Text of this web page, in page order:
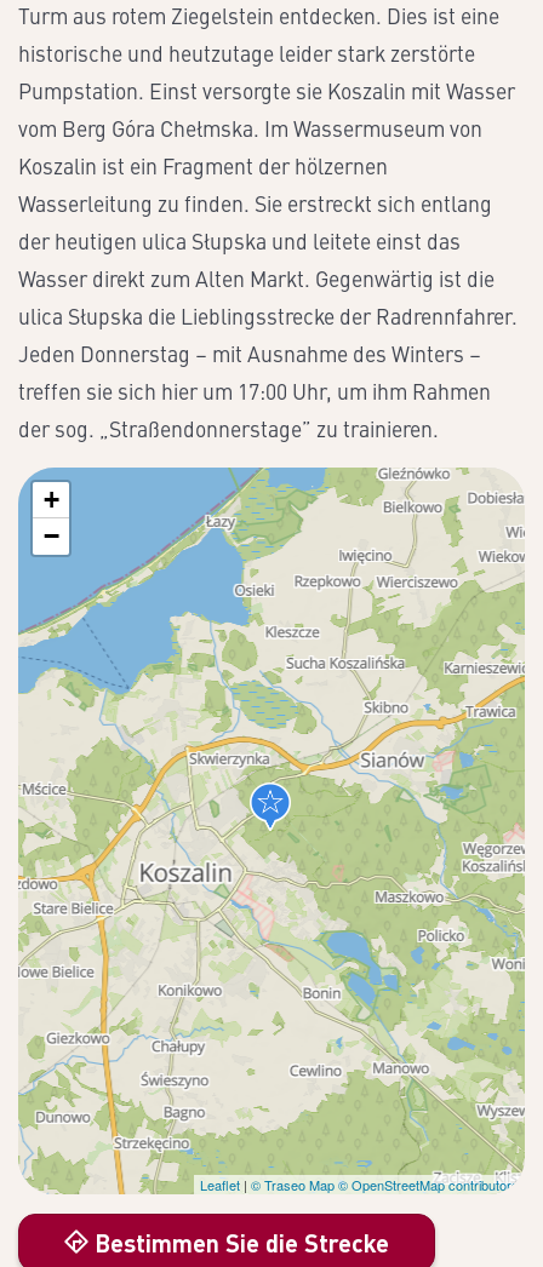
Turm aus rotem Ziegelstein entdecken. Dies ist eine
historische und heutzutage leider stark zerstörte
Pumpstation. Einst versorgte sie Koszalin mit Wasser
vom Berg Góra Chełmska. Im Wassermuseum von
Koszalin ist ein Fragment der hölzernen
Wasserleitung zu finden. Sie erstreckt sich entlang
der heutigen ulica Słupska und leitete einst das
Wasser direkt zum Alten Markt. Gegenwärtig ist die
ulica Słupska die Lieblingsstrecke der Radrennfahrer.
Jeden Donnerstag – mit Ausnahme des Winters –
treffen sie sich hier um 17:00 Uhr, um ihm Rahmen
der sog. „Straßendonnerstage” zu trainieren.
+
−
Leaflet | © Traseo Map© OpenStreetMap contributors
Bestimmen Sie die Strecke